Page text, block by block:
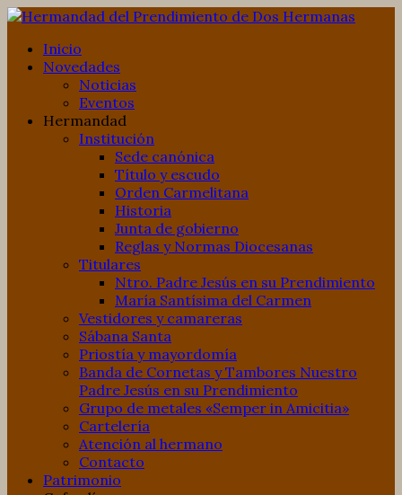
Inicio
Novedades
Noticias
Eventos
Hermandad
Institución
Sede canónica
Título y escudo
Orden Carmelitana
Historia
Junta de gobierno
Reglas y Normas Diocesanas
Titulares
Ntro. Padre Jesús en su Prendimiento
María Santísima del Carmen
Vestidores y camareras
Sábana Santa
Priostía y mayordomía
Banda de Cornetas y Tambores Nuestro
Padre Jesús en su Prendimiento
Grupo de metales «Semper in Amicitia»
Cartelería
Atención al hermano
Contacto
Patrimonio